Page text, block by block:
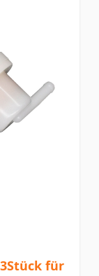
für